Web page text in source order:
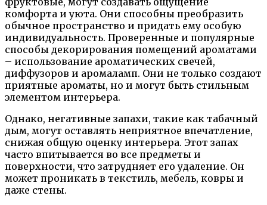
комфорта и уюта. Они способны преобразить
обычное пространство и придать ему особую
индивидуальность. Проверенные и популярные
способы декорирования помещений ароматами
– использование ароматических свечей,
диффузоров и аромаламп. Они не только создают
приятные ароматы, но и могут быть стильным
элементом интерьера.
Однако, негативные запахи, такие как табачный
дым, могут оставлять неприятное впечатление,
снижая общую оценку интерьера. Этот запах
часто впитывается во все предметы и
поверхности, что затрудняет его удаление. Он
может проникать в текстиль, мебель, ковры и
даже стены.